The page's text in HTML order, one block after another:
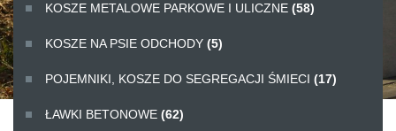
KOSZE METALOWE PARKOWE I ULICZNE (58)
KOSZE NA PSIE ODCHODY (5)
POJEMNIKI, KOSZE DO SEGREGACJI ŚMIECI (17)
ŁAWKI BETONOWE (62)